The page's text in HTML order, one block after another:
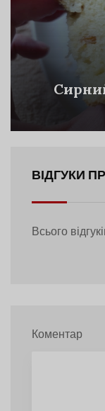
ВІДГУКИ
Всього
Коментар